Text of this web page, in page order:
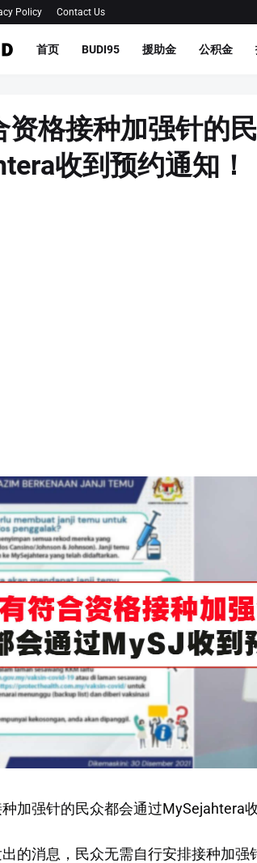
Policy Contact Us
首页 BUDI95 援助金 公积金
资格接种加强针的
收到预约通知！
加强针的民众都会通过MySejahtera
的消息，民众无需自行安排接种加强